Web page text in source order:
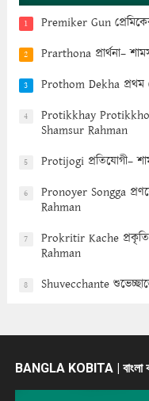
1 Premiker Gun
2 Prarthona প্রার্থনা–
3 Prothom Dekha প্রথম
4
Protikkhay Protikkhon
Shamsur Rahman
5 Protijogi প্রতিযোগী–
6
Pronoyer Songga
Rahman
7
Prokritir Kache
Rahman
8 Shuvecchante
BANGLA KOBITA | বাংলা